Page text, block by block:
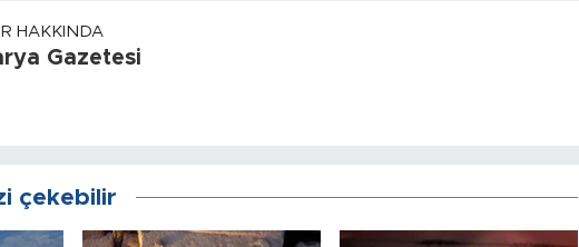
HAKKINDA
Gazetesi
çekebilir